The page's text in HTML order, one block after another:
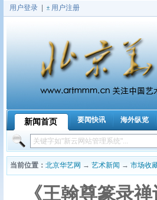
用户登录 用户注册
新闻首页
|
要闻快讯 海外纵览
当前位置： 北京华艺网 → 艺术新闻 → 市场收
《王翰尊篆录